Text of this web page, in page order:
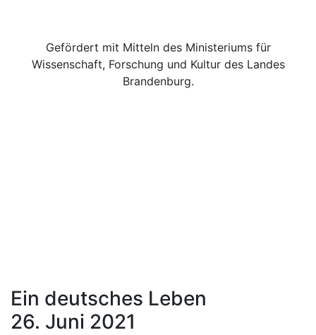
Gefördert mit Mitteln des Ministeriums für
Wissenschaft, Forschung und Kultur des Landes
Brandenburg.
Ein deutsches Leben
26. Juni 2021